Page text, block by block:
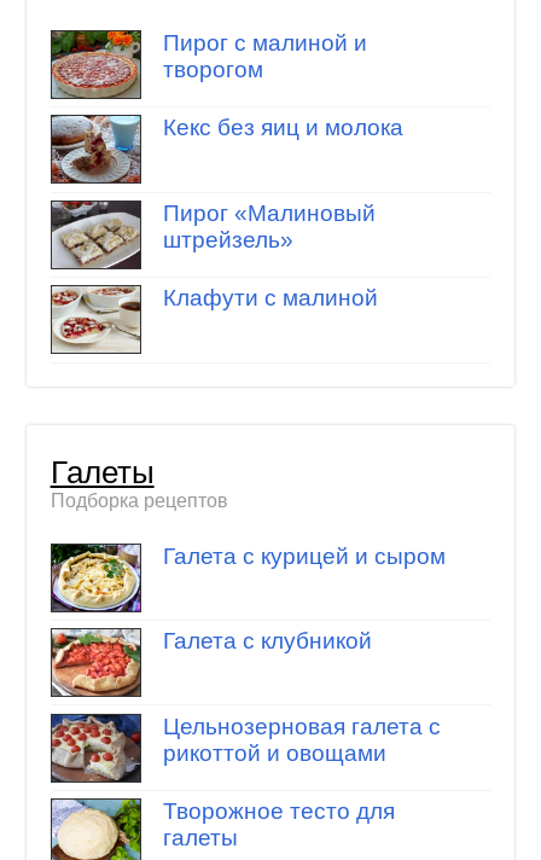
Пирог с малиной и
творогом
Кекс без яиц и молока
Пирог «Малиновый
штрейзель»
Клафути с малиной
Галеты
Подборка рецептов
Галета с курицей и сыром
Галета с клубникой
Цельнозерновая галета с
рикоттой и овощами
Творожное тесто для
галеты